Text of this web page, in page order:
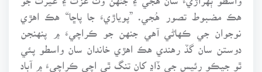
هڪ مضبوط تصور هُجي. ”پوياڙيءَ جا پاڇا“ هڪ اهڙي
نوجوان جي ڪهاڻي آهي جنهن جو ڪراچيءَ ۾ پنهنجن
دوستن سان گڏ رهندي هڪ اهڙي خاندان سان واسطو پئي
ٿو جيڪو رئيس جي ڏاڍ کان تنگ ٿي اچي ڪراچيءَ ۾ آباد